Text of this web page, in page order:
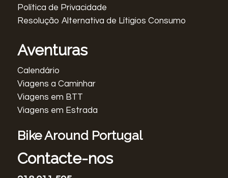
Política de Privacidade
Resolução Alternativa de Lítigios Consumo
Aventuras
Calendário
Viagens a Caminhar
Viagens em BTT
Viagens em Estrada
Bike Around Portugal
Contacte-nos